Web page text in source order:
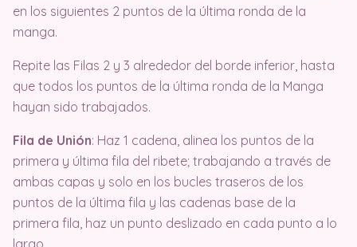
en los siguientes 2 puntos de la última ronda de la
manga.
Repite las Filas 2 y 3 alrededor del borde inferior, hasta
que todos los puntos de la última ronda de la Manga
hayan sido trabajados.
Fila de Unión: Haz 1 cadena, alinea los puntos de la
primera y última fila del ribete; trabajando a través de
ambas capas y solo en los bucles traseros de los
puntos de la última fila y las cadenas base de la
primera fila, haz un punto deslizado en cada punto a lo
largo.